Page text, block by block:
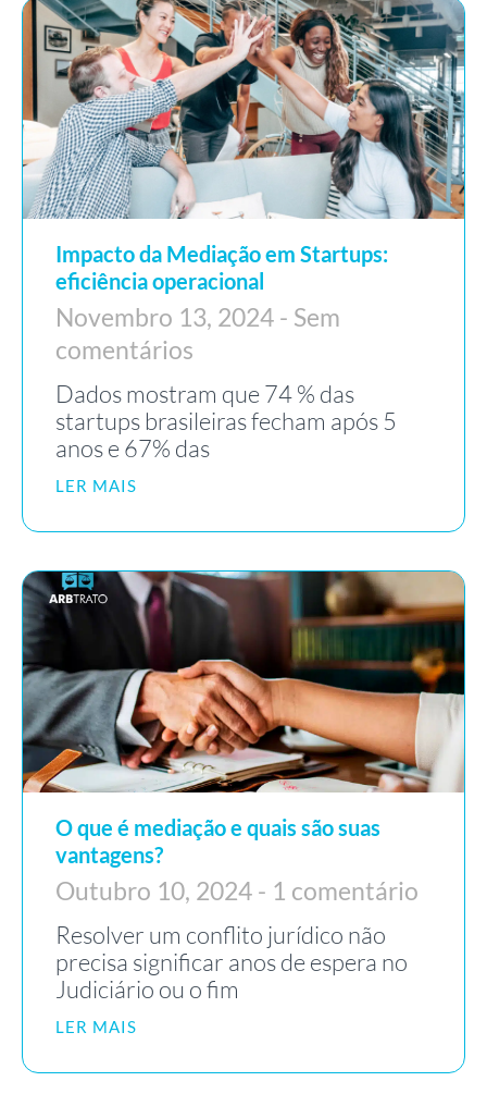
Impacto da Mediação em Startups:
eficiência operacional
Novembro 13, 2024
Sem
comentários
Dados mostram que 74 % das
startups brasileiras fecham após 5
anos e 67% das
LER MAIS
O que é mediação e quais são suas
vantagens?
Outubro 10, 2024 1 comentário
Resolver um conflito jurídico não
precisa significar anos de espera no
Judiciário ou o fim
LER MAIS